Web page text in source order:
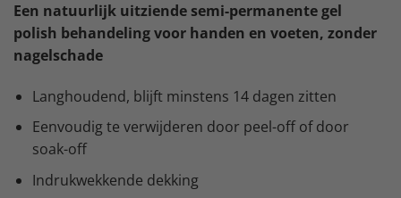
Een natuurlijk uitziende semi-permanente gel
polish behandeling voor handen en voeten, zonder
nagelschade
Langhoudend, blijft minstens 14 dagen zitten
Eenvoudig te verwijderen door peel-off of door
soak-off
Indrukwekkende dekking